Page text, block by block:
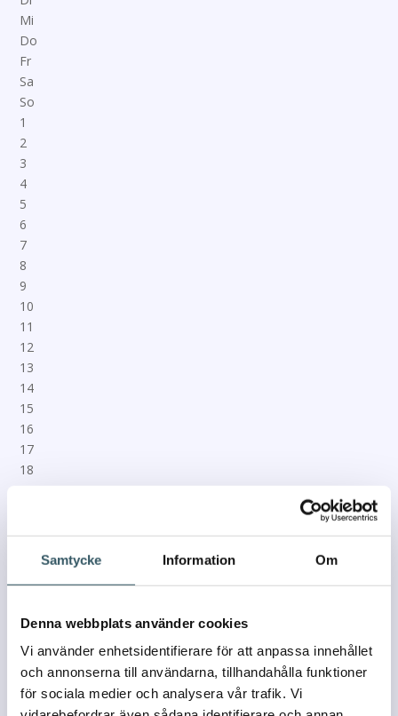
Samtycke Information Om
Denna webbplats använder cookies
Vi använder enhetsidentifierare för att anpassa innehållet
och annonserna till användarna, tillhandahålla funktioner
för sociala medier och analysera vår trafik. Vi